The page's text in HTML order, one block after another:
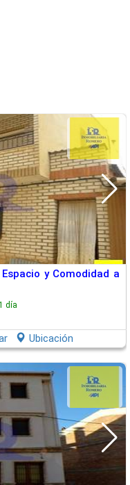
y Comodidad a
día
Ubicación